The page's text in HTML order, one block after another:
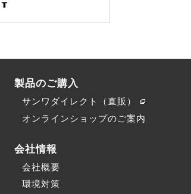
製品のご購入
サンワダイレクト（直販）
オンラインショップのご案内
会社情報
会社概要
環境対策